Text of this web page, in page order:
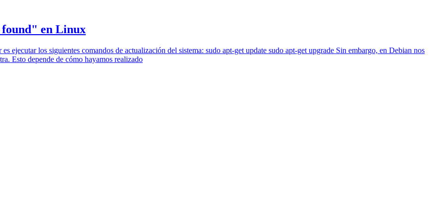
found" en Linux
ejecutar los siguientes comandos de actualización del sistema: sudo apt-get update sudo apt-get upgrade Sin embargo, en Debian nos
Esto depende de cómo hayamos realizado